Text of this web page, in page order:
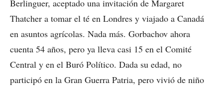
Berlinguer, aceptado una invitación de Margaret
Thatcher a tomar el té en Londres y viajado a Canadá
en asuntos agrícolas. Nada más. Gorbachov ahora
cuenta 54 años, pero ya lleva casi 15 en el Comité
Central y en el Buró Político. Dada su edad, no
participó en la Gran Guerra Patria, pero vivió de niño